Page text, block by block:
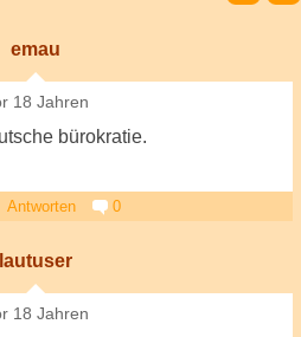
emau
18 Jahren
bürokratie.
Antworten 0
lautuser
18 Jahren